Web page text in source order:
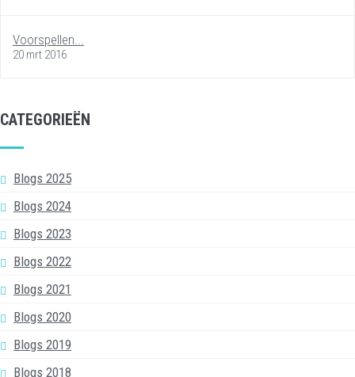
Voorspellen...
20 mrt 2016
CATEGORIEËN
Blogs 2025
Blogs 2024
Blogs 2023
Blogs 2022
Blogs 2021
Blogs 2020
Blogs 2019
Blogs 2018